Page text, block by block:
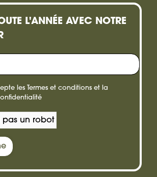
L'ANNÉE AVEC NOTRE
lesTermes et conditions et la
pas un robot